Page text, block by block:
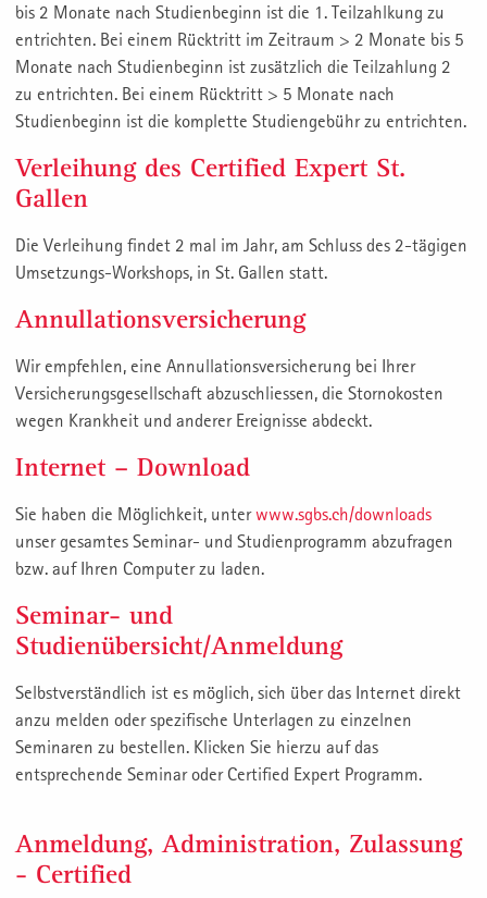
bis 2 Monate nach Studienbeginn ist die 1. Teilzahlkung zu
entrichten. Bei einem Rücktritt im Zeitraum > 2 Monate bis 5
Monate nach Studienbeginn ist zusätzlich die Teilzahlung 2
zu entrichten. Bei einem Rücktritt > 5 Monate nach
Studienbeginn ist die komplette Studiengebühr zu entrichten.
Verleihung des Certified Expert St.
Gallen
Die Verleihung findet 2 mal im Jahr, am Schluss des 2-tägigen
Umsetzungs-Workshops, in St. Gallen statt.
Annullationsversicherung
Wir empfehlen, eine Annullationsversicherung bei Ihrer
Versicherungsgesellschaft abzuschliessen, die Stornokosten
wegen Krankheit und anderer Ereignisse abdeckt.
Internet – Download
Sie haben die Möglichkeit, unterwww.sgbs.ch/downloads
unser gesamtes Seminar- und Studienprogramm ab­zufragen
bzw. auf Ihren Computer zu laden.
Seminar- und
Studienübersicht/Anmeldung
Selbstverständlich ist es möglich, sich über das Internet direkt
anzu melden oder spezifische Unterlagen zu einzelnen
Seminaren zu bestellen. Klicken Sie hierzu auf das
entsprechende Seminar oder Certified Expert Programm.
Anmeldung, Administration, Zulassung
- Certified